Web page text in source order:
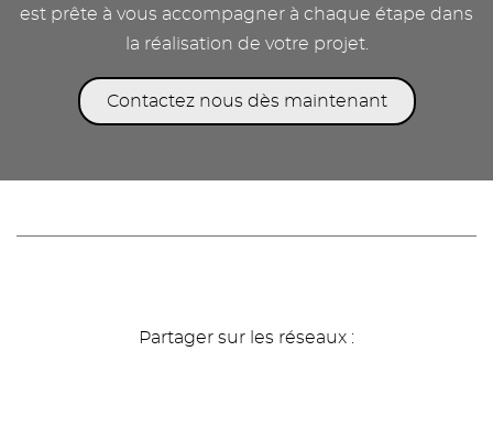
est prête à vous accompagner à chaque étape dans
la réalisation de votre projet.
Contactez nous dès maintenant
Partager sur les réseaux :